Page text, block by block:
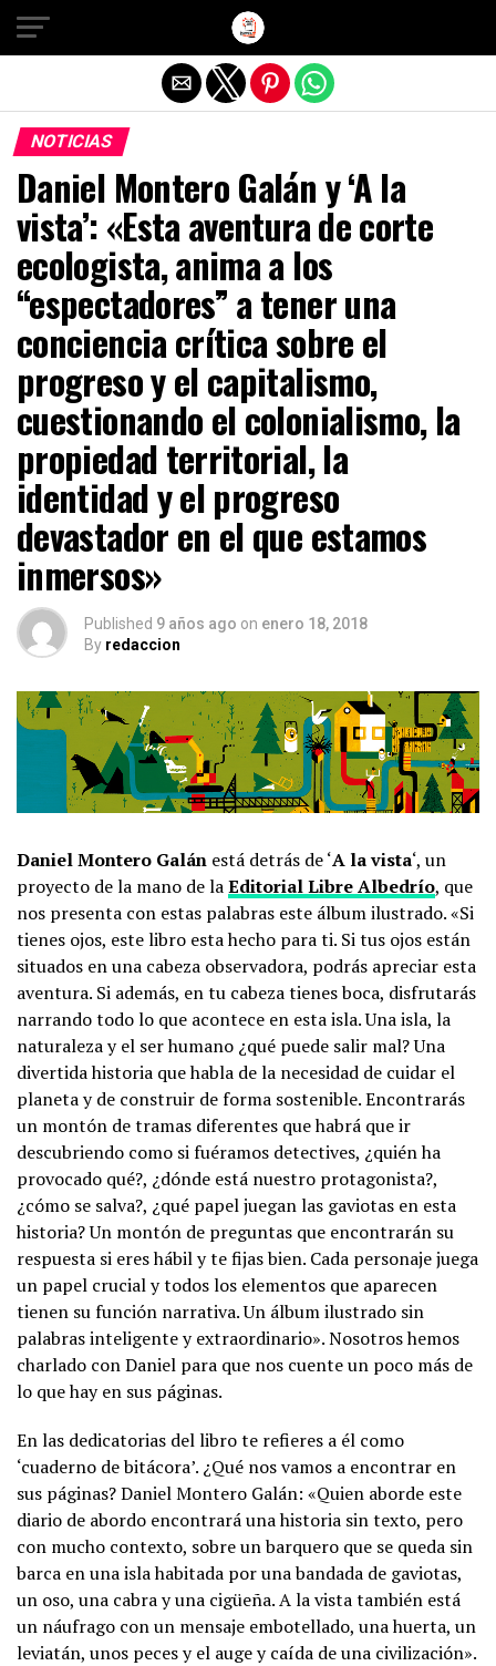
NOTICIAS
Daniel Montero Galán y ‘A la
vista’: «Esta aventura de corte
ecologista, anima a los
“espectadores” a tener una
conciencia crítica sobre el
progreso y el capitalismo,
cuestionando el colonialismo, la
propiedad territorial, la
identidad y el progreso
devastador en el que estamos
inmersos»
Published 9 años ago on enero 18, 2018
By redaccion
Daniel Montero Galán está detrás de ‘A la vista‘, un
proyecto de la mano de laEditorial Libre Albedrío, que
nos presenta con estas palabras este álbum ilustrado. «Si
tienes ojos, este libro esta hecho para ti. Si tus ojos están
situados en una cabeza observadora, podrás apreciar esta
aventura. Si además, en tu cabeza tienes boca, disfrutarás
narrando todo lo que acontece en esta isla. Una isla, la
naturaleza y el ser humano ¿qué puede salir mal? Una
divertida historia que habla de la necesidad de cuidar el
planeta y de construir de forma sostenible. Encontrarás
un montón de tramas diferentes que habrá que ir
descubriendo como si fuéramos detectives, ¿quién ha
provocado qué?, ¿dónde está nuestro protagonista?,
¿cómo se salva?, ¿qué papel juegan las gaviotas en esta
historia? Un montón de preguntas que encontrarán su
respuesta si eres hábil y te fijas bien. Cada personaje juega
un papel crucial y todos los elementos que aparecen
tienen su función narrativa. Un álbum ilustrado sin
palabras inteligente y extraordinario». Nosotros hemos
charlado con Daniel para que nos cuente un poco más de
lo que hay en sus páginas.
En las dedicatorias del libro te refieres a él como
‘cuaderno de bitácora’. ¿Qué nos vamos a encontrar en
sus páginas? Daniel Montero Galán: «Quien aborde este
diario de abordo encontrará una historia sin texto, pero
con mucho contexto, sobre un barquero que se queda sin
barca en una isla habitada por una bandada de gaviotas,
un oso, una cabra y una cigüeña. A la vista también está
un náufrago con un mensaje embotellado, una huerta, un
leviatán, unos peces y el auge y caída de una civilización».
Salir de la versión móvil